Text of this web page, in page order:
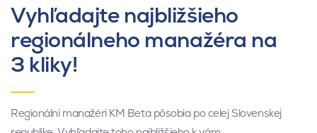
Vyhľadajte najbližšieho
regionálneho manažéra na
3 kliky!
Regionálni manažéri KM Beta pôsobia po celej Slovenskej